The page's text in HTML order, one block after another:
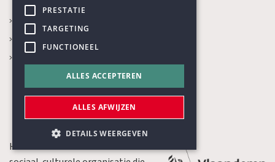
Jaarthema
Opvoeden en onderwijs
Het Humanistisch Verbond is een
PRESTATIE
TARGETING
FUNCTIONEEL
ALLES ACCEPTEREN
ALLES AFWIJZEN
DETAILS WEERGEVEN